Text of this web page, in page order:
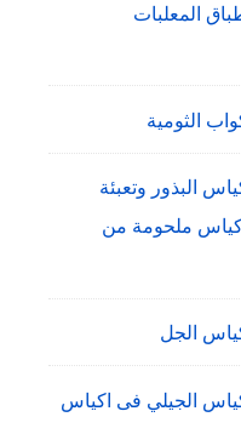
المعلبات
الثومية
البذور وتعبئة
ملحومة من
الجل
الجيلي فى اكياس